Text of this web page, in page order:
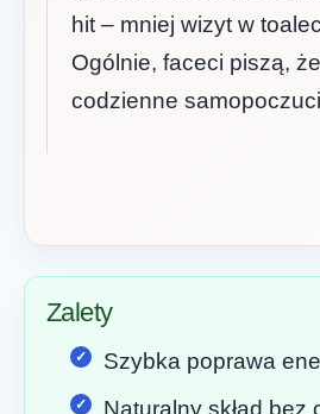
hit – mniej wizyt w
Ogólnie, faceci piszą,
codzienne
Zalety
Szybka poprawa
Naturalny skład bez